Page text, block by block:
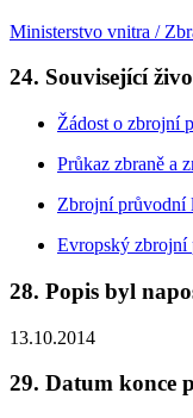
Ministerstvo vnitra /
24. Související
Žádost o zbrojní
Průkaz zbraně a
Zbrojní průvodní
Evropský zbrojní
28. Popis byl
13.10.2014
29. Datum konce